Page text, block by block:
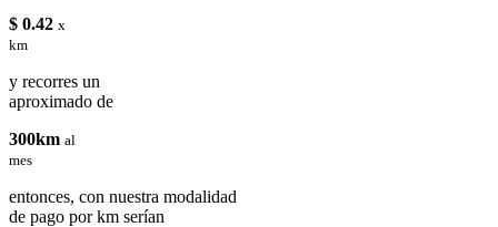
$ 0.42 x
km
y recorres un
aproximado de
300km al
mes
entonces, con nuestra modalidad
de pago por km serían